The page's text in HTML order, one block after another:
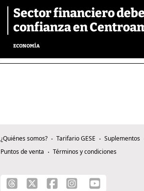
Sector financiero
confianza en
ECONOMÍA
¿Quiénes somos? Tarifario GESE Suplementos
Puntos de venta
Términos y condiciones